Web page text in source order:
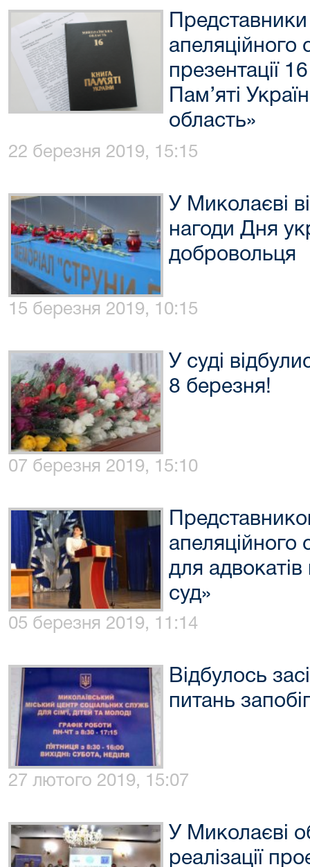
апеляційного
презентації
Пам’яті
область»
22 березня 2019, 15:15
У Миколаєві
нагоди Дня
добровольця
15 березня 2019, 10:15
У суді
8 березня!
07 березня 2019, 15:10
апеляційного
для
суд»
05 березня 2019, 11:14
Відбулось
питань
27 лютого 2019, 15:07
У Миколаєві
реалізації